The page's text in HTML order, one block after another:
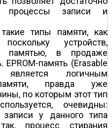
процессы записи и
типы памяти, как
устройств,
памятью, в продаже
EPROM-память (Erasable
является логичным
правда уже
по которым этот тип
очевидны:
у данного типа
процесс стирания